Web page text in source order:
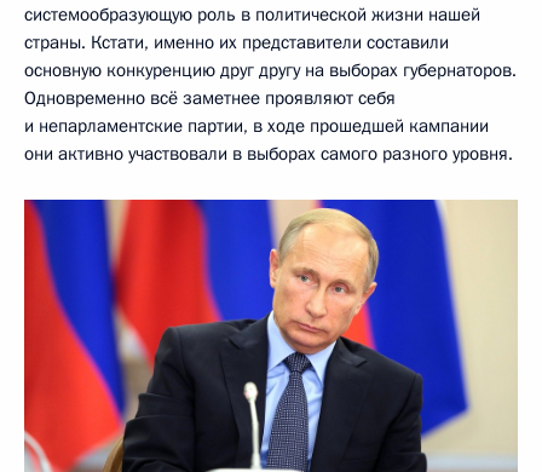
системообразующую роль в политической жизни нашей
страны. Кстати, именно их представители составили
основную конкуренцию друг другу на выборах губернаторов.
Одновременно всё заметнее проявляют себя
и непарламентские партии, в ходе прошедшей кампании
они активно участвовали в выборах самого разного уровня.